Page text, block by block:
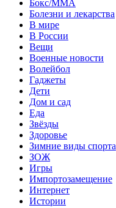
Бокс/MMA
Болезни и лекарства
В мире
В России
Вещи
Военные новости
Волейбол
Гаджеты
Дети
Дом и сад
Еда
Звёзды
Здоровье
Зимние виды спорта
ЗОЖ
Игры
Импортозамещение
Интернет
Истории